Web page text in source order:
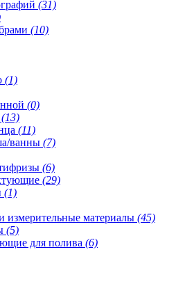
(31)
(10)
(1)
(0)
(13)
(11)
ванны (7)
(6)
(29)
(1)
измерительные материалы (45)
(5)
для полива (6)